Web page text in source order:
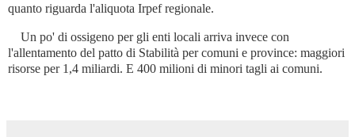
quanto riguarda l'aliquota Irpef regionale.
Un po' di ossigeno per gli enti locali arriva invece con
l'allentamento del patto di Stabilità per comuni e province: maggiori
risorse per 1,4 miliardi. E 400 milioni di minori tagli ai comuni.